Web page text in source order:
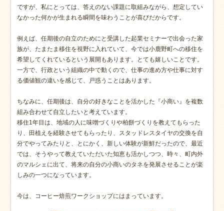
ですが、私にとっては、答えのない課題に取組みながら、想定してい
なかった何かが生まれる瞬間を味わうことが喜びだからです。
例えば、任期後の自立のためにと受講した起業セミナーで出会った家
族が、たまたま移住を視野に入れていて、今では小鹿野町への移住を
希望してくれているという展開もあります。とても嬉しいことです。
一方で、行政という組織の中で動くので、仕事の進め方や仕事に対す
る価値観の違いを感じて、戸惑うことはあります。
ちなみに、任期後は、自分の好きなことを活かした『小商い』を複数
組み合わせて自立したいと考えています。
移住1年目は、地域の人に味噌づくりや柏餅づくりを教えてもらった
り、田植えを経験させてもらったり、スタッドレスタイヤの交換を自
分でやってみたりと、とにかく、新しい体験が新鮮だったので、最近
では、そうやって教えていただいた知恵も活かしつつ、時々、町内外
のマルシェに出て、将来の自分の小商いのタネを発展させることが楽
しみの一つになっています。
今は、コーヒー焙煎ワークショップにはまっています。